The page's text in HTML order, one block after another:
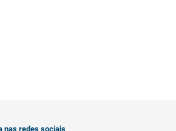
nas redes sociais